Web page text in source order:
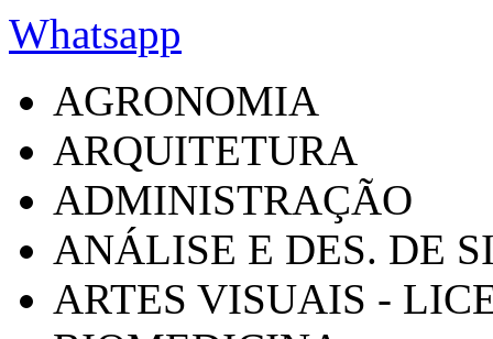
Whatsapp
AGRONOMIA
ARQUITETURA
ADMINISTRAÇÃO
ANÁLISE E DES. DE
ARTES VISUAIS -